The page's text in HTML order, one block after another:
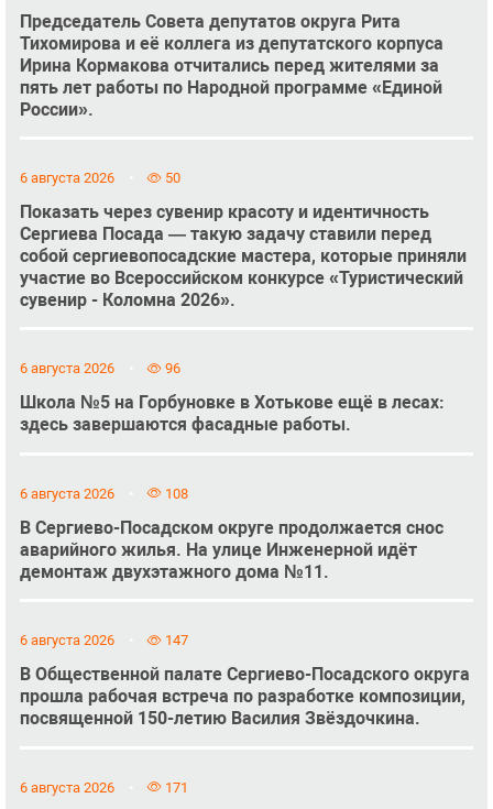
Председатель Совета депутатов округа Рита
Тихомирова и её коллега из депутатского корпуса
Ирина Кормакова отчитались перед жителями за
пять лет работы по Народной программе «Единой
России».
6 августа 2026 50
Показать через сувенир красоту и идентичность
Сергиева Посада — такую задачу ставили перед
собой сергиевопосадские мастера, которые приняли
участие во Всероссийском конкурсе «Туристический
сувенир - Коломна 2026».
6 августа 2026 96
Школа №5 на Горбуновке в Хотькове ещё в лесах:
здесь завершаются фасадные работы.
6 августа 2026 108
В Сергиево-Посадском округе продолжается снос
аварийного жилья. На улице Инженерной идёт
демонтаж двухэтажного дома №11.
6 августа 2026 147
В Общественной палате Сергиево-Посадского округа
прошла рабочая встреча по разработке композиции,
посвященной 150-летию Василия Звёздочкина.
6 августа 2026 171